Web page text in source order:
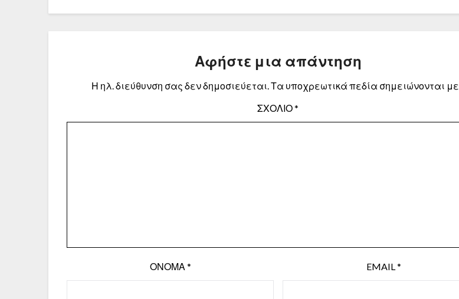
Αφήστε μια απάντηση
Η ηλ. διεύθυνση σας δεν δημοσιεύεται.Τα υποχρεωτικά πεδία σημειώνονται με
ΣΧΌΛΙΟ*
ΌΝΟΜΑ * EMAIL*